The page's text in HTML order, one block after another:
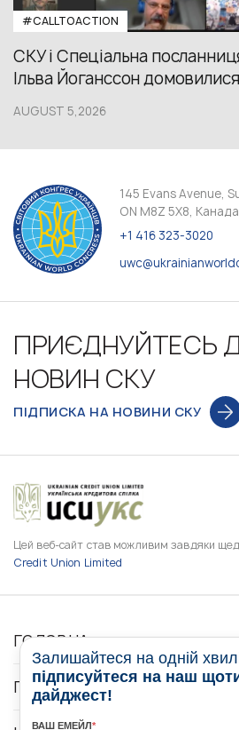
#CALLTOACTION
СКУ і Спеціальна
Ільва Йоганссон
AUGUST 5,2026
145 Evans Avenue,
ON M8Z 5X8, Канада
+1 416 323-3020
ПРИЄДНУЙТЕСЬ
НОВИН СКУ
ПІДПИСКА НА НОВИНИ СКУ
Цей веб-сайт став можливим завдяки
Credit Union Limited
ГОЛОВНА
ПРО НАС
Залишайтеся на одній
підписуйтеся на наш
дайджест!
ВАШ ЕМЕЙЛ*